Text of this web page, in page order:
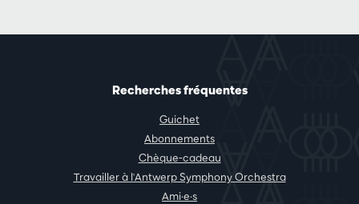
Recherches fréquentes
Guichet
Abonnements
Chèque-cadeau
Travailler à l'Antwerp Symphony Orchestra
Ami·e·s